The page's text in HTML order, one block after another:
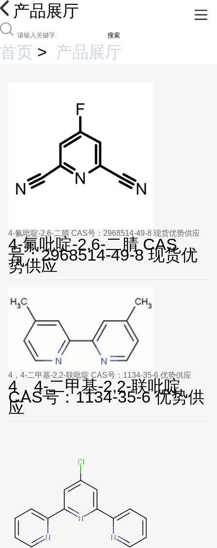
产品展厅
搜索
首页 > 产品展厅
4-氟吡啶-2,6-二腈 CAS号：2968514-49-8 现货优势供应
4-氟吡啶-2,6-二腈 CAS
号：2968514-49-8 现货优
势供应
4，4-二甲基-2,2-联吡啶 CAS号：1134-35-6 优势供应
4，4-二甲基-2,2-联吡啶
CAS号：1134-35-6 优势供
应